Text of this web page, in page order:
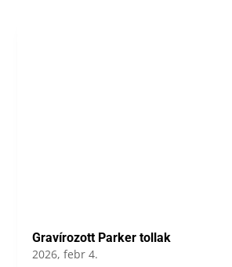
Gravírozott Parker tollak
2026, febr 4.